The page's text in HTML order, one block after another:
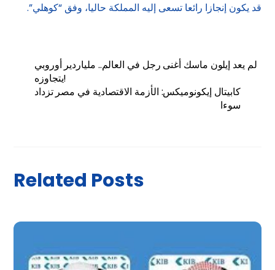
قد يكون إنجازا رائعا تسعى إليه المملكة حاليا، وفق “كوهلي”.
لم يعد إيلون ماسك أغنى رجل في العالم.. ملياردير أوروبي
يتجاوزه!
كابيتال إيكونوميكس: الأزمة الاقتصادية في مصر تزداد
سوءا
Related Posts